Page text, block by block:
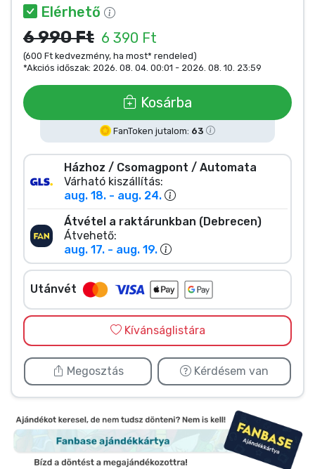
Elérhető
6 990 Ft 6 390 Ft
(600 Ft kedvezmény, ha most* rendeled)
*Akciós időszak: 2026. 08. 04. 00:01 - 2026. 08. 10. 23:59
Kosárba
FanToken jutalom: 63
Házhoz / Csomagpont / Automata
Várható kiszállítás:
aug. 18. - aug. 24.
Átvétel a raktárunkban (Debrecen)
Átvehető:
aug. 17. - aug. 19.
Utánvét
Kívánságlistára
Megosztás Kérdésem van
Zenés cuccok
Terméktípusok